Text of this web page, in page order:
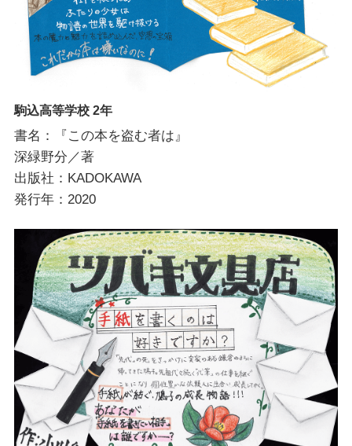
駒込高等学校 2年
書名：『この本を盗む者は』
深緑野分／著
出版社：KADOKAWA
発行年：2020